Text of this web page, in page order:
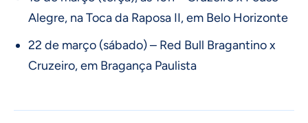
Alegre, na Toca da Raposa II, em Belo Horizonte
22 de março (sábado) – Red Bull Bragantino x
Cruzeiro, em Bragança Paulista